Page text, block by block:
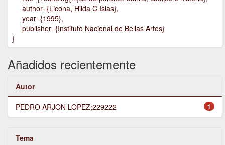
author={Licona, Hilda C Islas},
year={1995},
publisher={Instituto Nacional de Bellas Artes}
}
Añadidos recientemente
Autor
1
PEDRO ARJON LOPEZ;229222
Tema